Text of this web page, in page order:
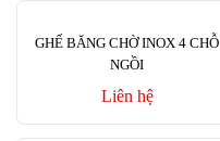
GHẾ BĂNG CHỜ INOX 4 CHỖ
NGỒI
Liên hệ